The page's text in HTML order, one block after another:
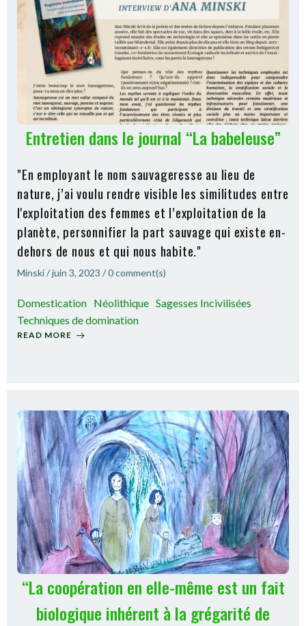
Entretien dans le journal “La babeleuse”
"En employant le nom sauvageresse au lieu de
nature, j’ai voulu rendre visible les similitudes entre
l'exploitation des femmes et l’exploitation de la
planète, personnifier la part sauvage qui existe en-
dehors de nous et qui nous habite."
Minski/juin 3, 2023 /0comment(s)
Domestication Néolithique Sagesses Incivilisées
Techniques de domination
READ MORE
“La coopération en elle-même est un fait
biologique inhérent à la grégarité de